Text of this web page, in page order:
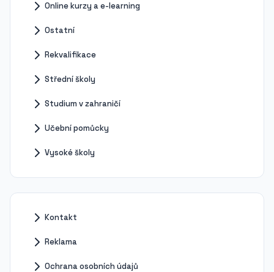
Online kurzy a e-learning
Ostatní
Rekvalifikace
Střední školy
Studium v zahraničí
Učební pomůcky
Vysoké školy
Kontakt
Reklama
Ochrana osobních údajů